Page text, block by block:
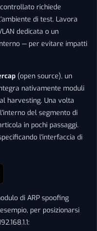
richiede
di test. Lavora
dedicata o un
— per evitare impatti
(open source), un
nativamente moduli
harvesting. Una volta
del segmento di
in pochi passaggi.
l'interfaccia di
di ARP spoofing
per posizionarsi